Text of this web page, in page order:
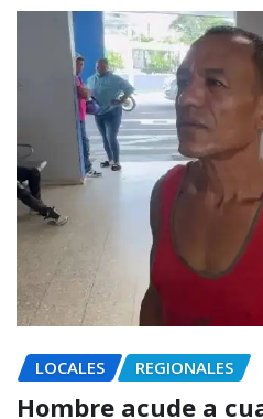
LOCALES REGIONALES
Hombre acude a